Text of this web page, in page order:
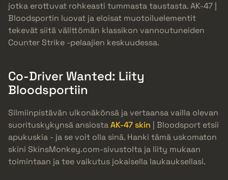
jotka erottuvat rohkeasti tummasta taustasta. AK-47 |
Bloodsportin luovat ja eloisat muotoiluelementit
tekevät siitä välittömän klassikon vannoutuneiden
Counter Strike -pelaajien keskuudessa.
Co-Driver Wanted: Liity
Bloodsportiin
Silmiinpistävän ulkonäkönsä ja vertaansa vailla olevan
suorituskykynsä ansiostaAK-47 skin | Bloodsport etsii
apukuskia - ja se voit olla sinä. Hanki tämä uskomaton
skini SkinsMonkey.com-sivustolta ja liity mukaan
toimintaan ja tee vaikutus jokaisella laukauksellasi.